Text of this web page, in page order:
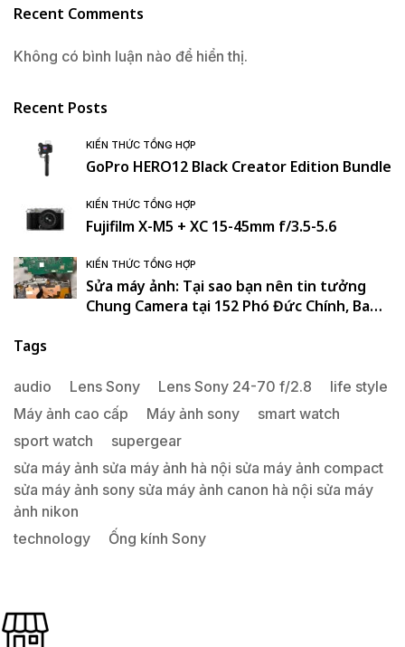
Recent Comments
Không có bình luận nào để hiển thị.
Recent Posts
KIẾN THỨC TỔNG HỢP
GoPro HERO12 Black Creator Edition Bundle
KIẾN THỨC TỔNG HỢP
Fujifilm X-M5 + XC 15-45mm f/3.5-5.6
KIẾN THỨC TỔNG HỢP
Sửa máy ảnh: Tại sao bạn nên tin tưởng
Chung Camera tại 152 Phó Đức Chính, Ba
Tags
audio Lens Sony Lens Sony 24-70 f/2.8
life style
Máy ảnh cao cấp
Máy ảnh sony
smart watch
sport watch
supergear
sửa máy ảnh sửa máy ảnh hà nội sửa máy ảnh compact
sửa máy ảnh sony sửa máy ảnh canon hà nội sửa máy
ảnh nikon
technology
Ống kính Sony